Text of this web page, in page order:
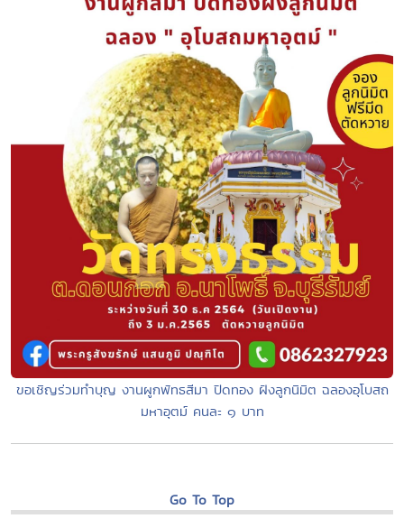
ขอเชิญร่วมทำบุญ งานผูกพัทธสีมา ปิดทอง ฝังลูกนิมิต ฉลองอุโบสถ
มหาอุตม์ คนละ ๑ บาท
Go To Top